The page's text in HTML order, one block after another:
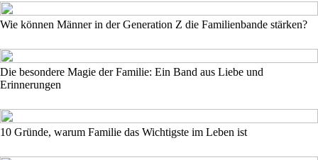
Wie können Männer in der Generation Z die Familienbande stärken?
Die besondere Magie der Familie: Ein Band aus Liebe und
Erinnerungen
10 Gründe, warum Familie das Wichtigste im Leben ist